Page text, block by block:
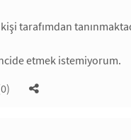
tarafımdan
etmek istemiyorum.